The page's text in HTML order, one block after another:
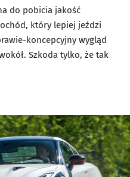
do pobicia jakość
który lepiej jeździ
koncepcyjny wygląd
Szkoda tylko, że tak